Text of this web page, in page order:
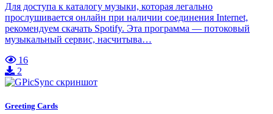
Для доступа к каталогу музыки, которая легально
прослушивается онлайн при наличии соединения Internet,
рекомендуем скачать Spotify. Эта программа — потоковый
музыкальный сервис, насчитыва…
16
2
Greeting Cards